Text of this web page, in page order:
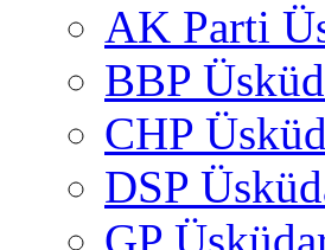
AK Parti
BBP
CHP
DSP